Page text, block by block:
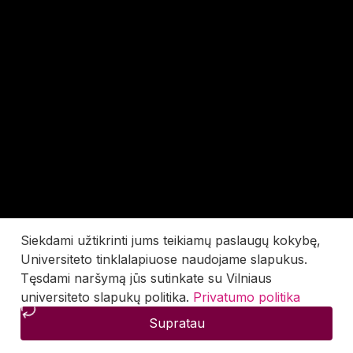
Siekdami užtikrinti jums teikiamų paslaugų kokybę,
Universiteto tinklalapiuose naudojame slapukus.
Tęsdami naršymą jūs sutinkate su Vilniaus
universiteto slapukų politika. Privatumo politika
Supratau